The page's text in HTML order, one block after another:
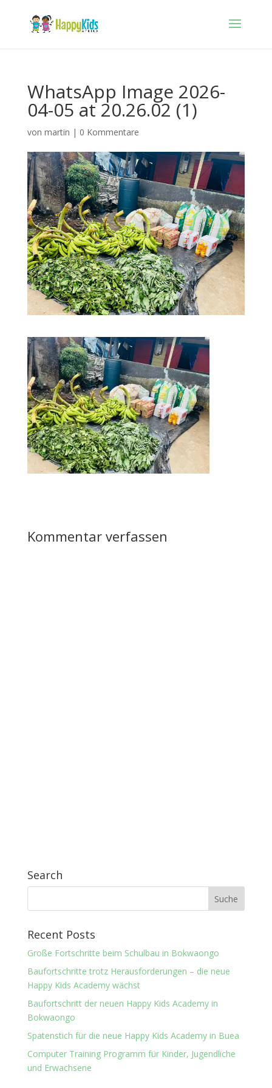
WhatsApp Image 2026-
04-05 at 20.26.02 (1)
von martin | 0 Kommentare
Kommentar verfassen
Search
Recent Posts
Große Fortschritte beim Schulbau in Bokwaongo
Baufortschritte trotz Herausforderungen – die neue
Happy Kids Academy wächst
Baufortschritt der neuen Happy Kids Academy in
Bokwaongo
Spatenstich für die neue Happy Kids Academy in Buea
Computer Training Programm für Kinder, Jugendliche
und Erwachsene